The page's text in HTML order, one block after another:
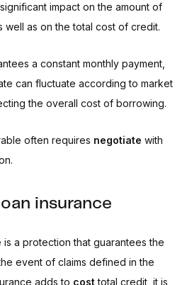
impact on the amount of
well as on the total cost of credit.
a constant monthly payment,
can fluctuate according to market
the overall cost of borrowing.
often requires negotiate with
insurance
is a protection that guarantees the
event of claims defined in the
adds to costtotal credit, it is